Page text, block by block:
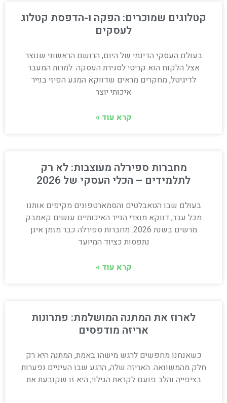
קטלוגים שמוכרים: הפקה ו-הדפסת קטלוג
לעסקים
בעולם העסקי הדינמי של היום, הרושם הראשוני שנוצר
אצל הלקוח הוא קריטי לסגירת העסקה. למרות המעבר
לדיגיטל, מחקרים מראים שדווקא המגע הפיזי בנייר
איכותי יוצר
קרא עוד »
מחברות ספירלה מעוצבות: לא רק
לתלמידים – הכלי העסקי של 2026
בעולם שבו הטאבלטים והסמארטפונים מקיפים אותנו
מכל עבר, דווקא מוצרי הנייר האיכותיים עושים קאמבק
מרשים בשנת 2026. מחברות ספירלה כבר מזמן אינן
נתפסות כציוד המיועד
קרא עוד »
לארוז את המתנה המושלמת: פתרונות
אריזה מודפסים
כשאנחנו מחפשים לרגש מישהו באמת, המתנה היא רק
חלק מהמשוואה. האריזה שלה, הרגע שבו העיניים נפערות
בציפייה והלב פועם לקראת הגילוי, היא זו שקובעת את